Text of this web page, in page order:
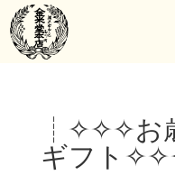
┊✧✧✧お
ギフト